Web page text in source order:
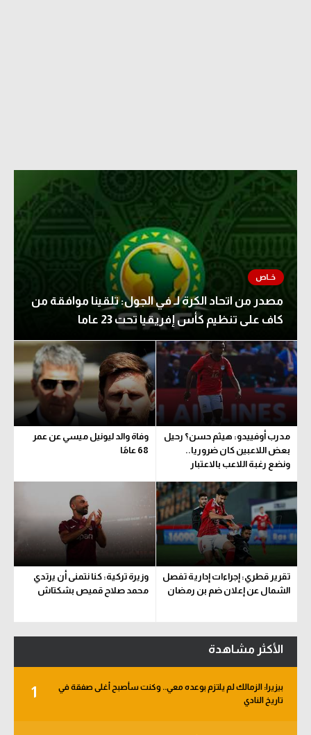
مصدر من اتحاد الكرة لـ في الجول: تلقينا موافقة من
كاف على تنظيم كأس إفريقيا تحت 23 عاما
مدرب أوفييدو: هيثم حسن؟ رحيل
بعض اللاعبين كان ضروريا..
ونضع رغبة اللاعب بالاعتبار
وفاة والد ليونيل ميسي عن عمر
68 عامًا
تقرير قطري: إجراءات إدارية تفصل
الشمال عن إعلان ضم بن رمضان
وزيرة تركية: كنا نتمنى أن يرتدي
محمد صلاح قميص بشكتاش
الأكثر مشاهدة
1
بيزيرا: الزمالك لم يلتزم بوعده معي.. وكنت سأصبح أغلى صفقة في
تاريخ النادي